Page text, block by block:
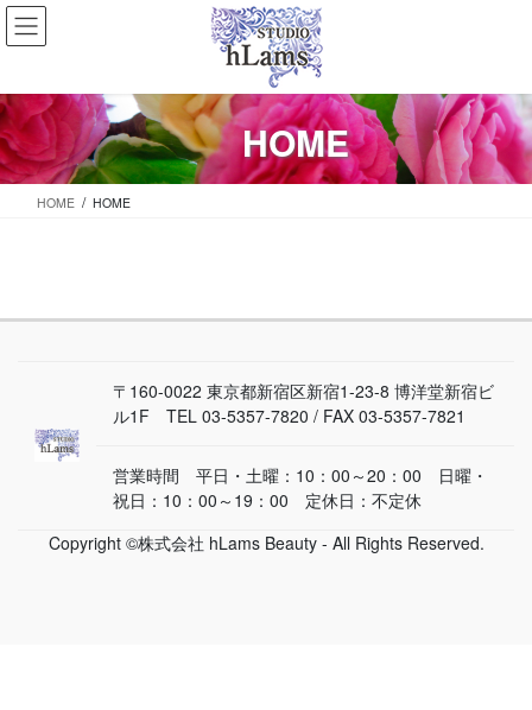
コ
ン
ツ
に
移
動
ナ
ビ
シ
ョ
ン
に
HOME
HOME HOME
〒160-0022 東京都新宿区新宿1-23-8 博洋堂新宿ビ
ル1F TEL 03-5357-7820 / FAX 03-5357-7821
営業時間 平日・土曜：10：00～20：00 日曜・
祝日：10：00～19：00 定休日：不定休
Copyright ©株式会社 hLams Beauty - All Rights Reserved.